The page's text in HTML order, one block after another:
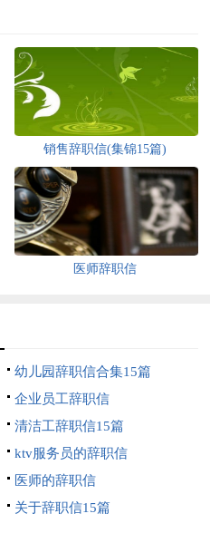
销售辞职信(集锦15篇)
医师辞职信
幼儿园辞职信合集15篇
企业员工辞职信
清洁工辞职信15篇
ktv服务员的辞职信
医师的辞职信
关于辞职信15篇